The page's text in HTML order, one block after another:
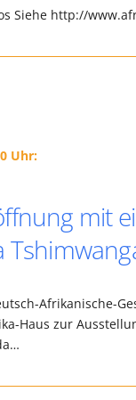
Siehe http://
Uhr:
mit
Afrikanische-
Haus zur